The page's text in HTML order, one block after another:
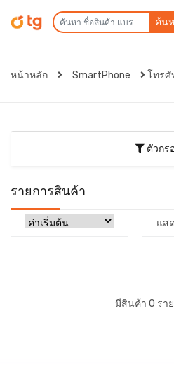
ค้น
หน้าหลัก SmartPhone โทรศั
ตัวกร
รายการสินค้า
แส
มีสินค้า 0 รา